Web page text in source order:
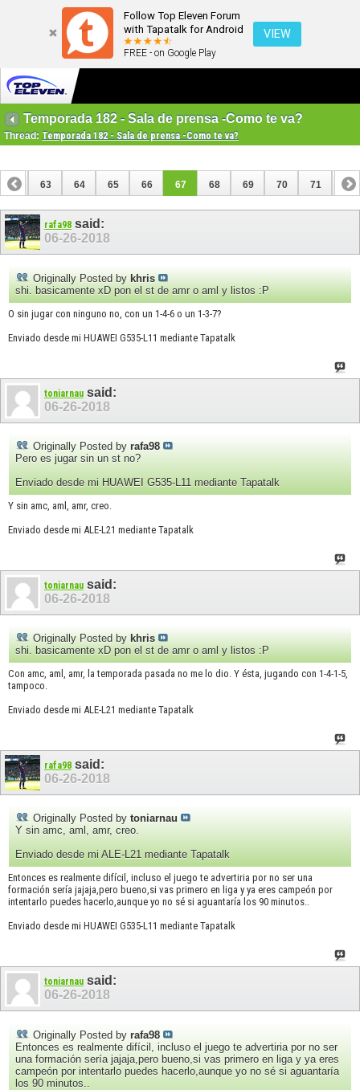
Follow Top Eleven Forum
with Tapatalk for Android
FREE - on Google Play
VIEW
Temporada 182 - Sala de prensa -Como te va?
Thread: Temporada 182 - Sala de prensa -Como te va?
62 63 64 65 66 67 68 69 70 71 72
82
rafa98 said:
06-26-2018
Originally Posted by khris
shi. basicamente xD pon el st de amr o aml y listos :P
O sin jugar con ninguno no, con un 1-4-6 o un 1-3-7?
Enviado desde mi HUAWEI G535-L11 mediante Tapatalk
toniarnau said:
06-26-2018
Originally Posted by rafa98
Pero es jugar sin un st no?
Enviado desde mi HUAWEI G535-L11 mediante Tapatalk
Y sin amc, aml, amr, creo.
Enviado desde mi ALE-L21 mediante Tapatalk
toniarnau said:
06-26-2018
Originally Posted by khris
shi. basicamente xD pon el st de amr o aml y listos :P
Con amc, aml, amr, la temporada pasada no me lo dio. Y ésta, jugando con 1-4-1-5,
tampoco.
Enviado desde mi ALE-L21 mediante Tapatalk
rafa98 said:
06-26-2018
Originally Posted by toniarnau
Y sin amc, aml, amr, creo.
Enviado desde mi ALE-L21 mediante Tapatalk
Entonces es realmente difícil, incluso el juego te advertiria por no ser una
formación sería jajaja,pero bueno,si vas primero en liga y ya eres campeón por
intentarlo puedes hacerlo,aunque yo no sé si aguantaría los 90 minutos..
Enviado desde mi HUAWEI G535-L11 mediante Tapatalk
toniarnau said:
06-26-2018
Originally Posted by rafa98
Entonces es realmente difícil, incluso el juego te advertiria por no ser
una formación sería jajaja,pero bueno,si vas primero en liga y ya eres
campeón por intentarlo puedes hacerlo,aunque yo no sé si aguantaría
los 90 minutos..